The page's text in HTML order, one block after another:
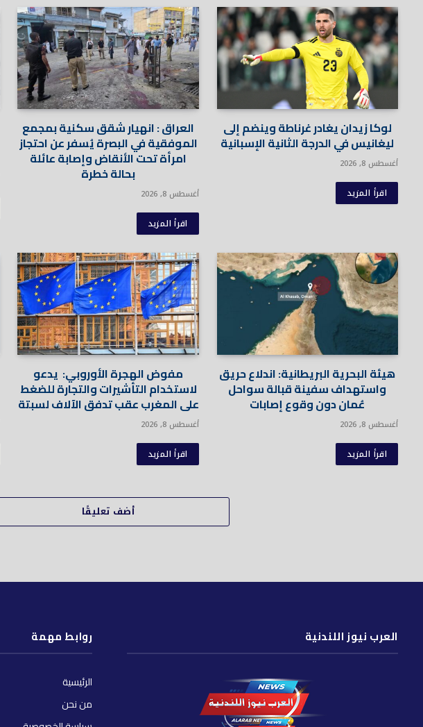
لوكا زيدان يغادر غرناطة وينضم إلى
ليغانيس في الدرجة الثانية الإسبانية
أغسطس 8, 2026
اقرأ المزيد
العراق : انهيار شقق سكنية بمجمع
الموفقية في البصرة يُسفر عن احتجاز
امرأة تحت الأنقاض وإصابة عائلة
بحالة خطرة
أغسطس 8, 2026
اقرأ المزيد
هيئة البحرية البريطانية: اندلاع حريق
واستهداف سفينة قبالة سواحل
عُمان دون وقوع إصابات
أغسطس 8, 2026
اقرأ المزيد
مفوض الهجرة الأوروبي: يدعو
لاستخدام التأشيرات والتجارة للضغط
على المغرب عقب تدفق الآلاف لسبتة
أغسطس 8, 2026
اقرأ المزيد
أضف تعليقًا
العرب نيوز اللندنية روابط مهمة
الرئيسية
من نحن